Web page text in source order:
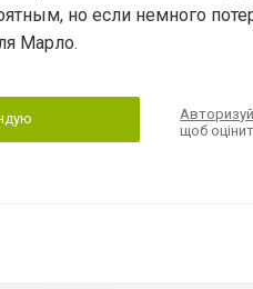
но если немного
Марло.
щоб